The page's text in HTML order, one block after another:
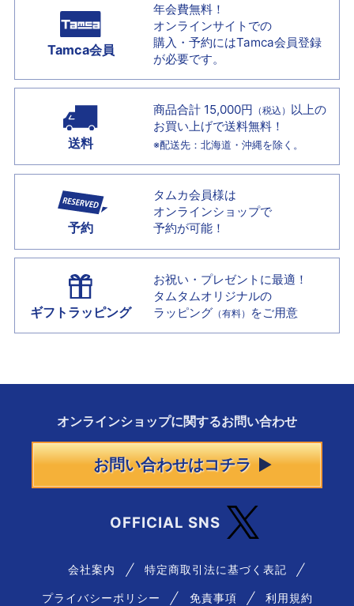
Tamca会員
年会費無料！
オンラインサイトでの
購入・予約にはTamca会員登録
が必要です。
送料
商品合計 15,000円 （税込） 以上の
お買い上げで送料無料！
※配送先：北海道・沖縄を除く。
予約
タムカ会員様は
オンラインショップで
予約が可能！
ギフトラッピング
お祝い・プレゼントに最適！
タムタムオリジナルの
ラッピング （有料） をご用意
オンラインショップに関するお問い合わせ
お問い合わせはコチラ
OFFICIAL SNS
会社案内 特定商取引法に基づく表記
プライバシーポリシー 免責事項 利用規約